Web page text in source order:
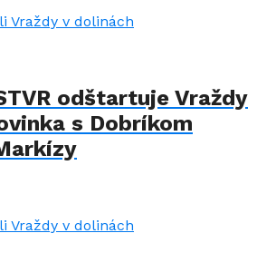
odštartuje Vraždy
s Dobríkom